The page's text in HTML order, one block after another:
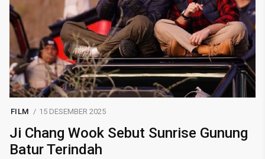
FILM 15 DESEMBER 2025
Ji Chang Wook Sebut Sunrise Gunung
Batur Terindah